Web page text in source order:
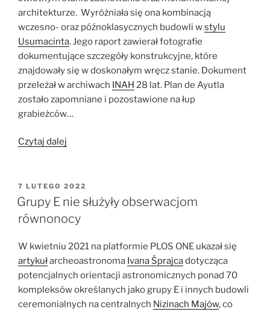
architekturze. Wyróżniała się ona kombinacją
wczesno- oraz późnoklasycznych budowli wstylu
Usumacinta. Jego raport zawierał fotografie
dokumentujące szczegóły konstrukcyjne, które
znajdowały się w doskonałym wręcz stanie. Dokument
przeleżał w archiwach INAH 28 lat. Plan de Ayutla
zostało zapomniane i pozostawione na łup
grabieżców…
Czytaj dalej
I:
Zapomiane
Majów
Plan
de
Ayutla”
OPUBLIKOWANE
W
7 LUTEGO 2022
Grupy E nie służyły obserwacjom
równonocy
W kwietniu 2021 na platformie PLOS ONE ukazał się
artykułarcheoastronoma Ivana Šprajcadotycząca
potencjalnych orientacji astronomicznych ponad 70
kompleksów określanych jako grupy E i innych budowli
ceremonialnych na centralnych Nizinach Majów, co